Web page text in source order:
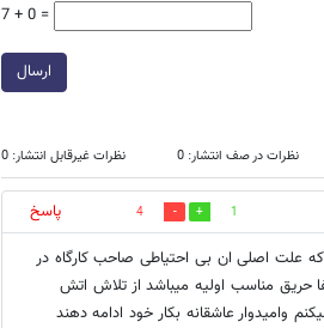
7 + 0 =
ارسال
نظرات در صف انتشار: 0 نظرات غیرقابل انتشار: 0
1
4
پاسخ
علت اصلی ان بی احتیاطی صاحب کارگاه در
حریق مناسب اولیه میباشد از تلاش اتش
وامیدوار عاشقانه بکار خود ادامه دهند